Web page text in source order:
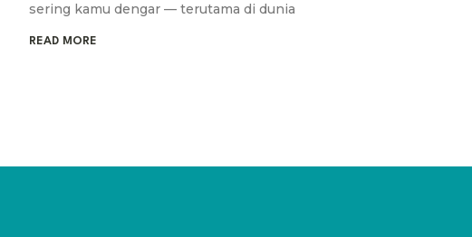
sering kamu dengar — terutama di dunia
READ MORE